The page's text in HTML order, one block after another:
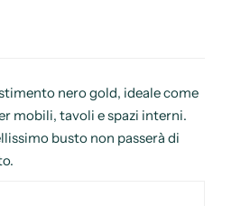
nero gold, ideale come
mobili, tavoli e spazi interni.
busto non passerà di